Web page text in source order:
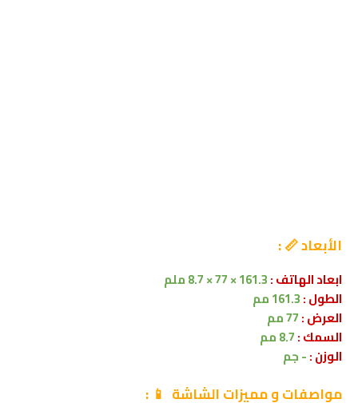
الأبعاد 📏 :
ابعاد الهاتف :161.3 × 77 × 8.7 ملم
الطول :161.3 مم
العرض :
السمك :8.7 مم
الوزن :- جم
مواصفاتو مميزات الشاشة 📱
: